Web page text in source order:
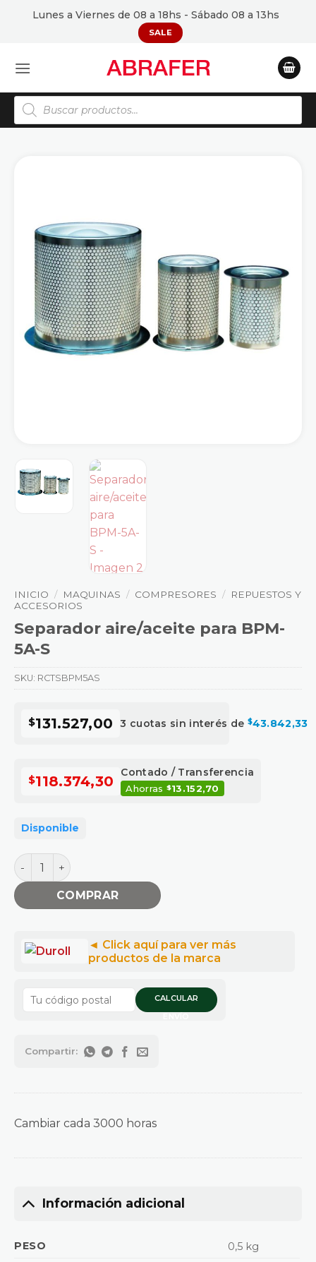
Lunes a Viernes de 08 a 18hs - Sábado 08 a 13hs
SALE
Búsqueda
de
productos
INICIO / MAQUINAS / COMPRESORES /
REPUESTOS Y
ACCESORIOS
Separador aire/aceite para BPM-
5A-S
$131.527,00 3 cuotas sin interés de $43.842,33
$118.374,30
Contado / Transferencia
Ahorras $13.152,70
Cambiar cada 3000 horas
Disponible
Separador aire/aceite para BPM-5A-S cantidad
COMPRAR
CALCULAR
SKU: RCTSBPM5AS
Información adicional
PESO
0,5 kg